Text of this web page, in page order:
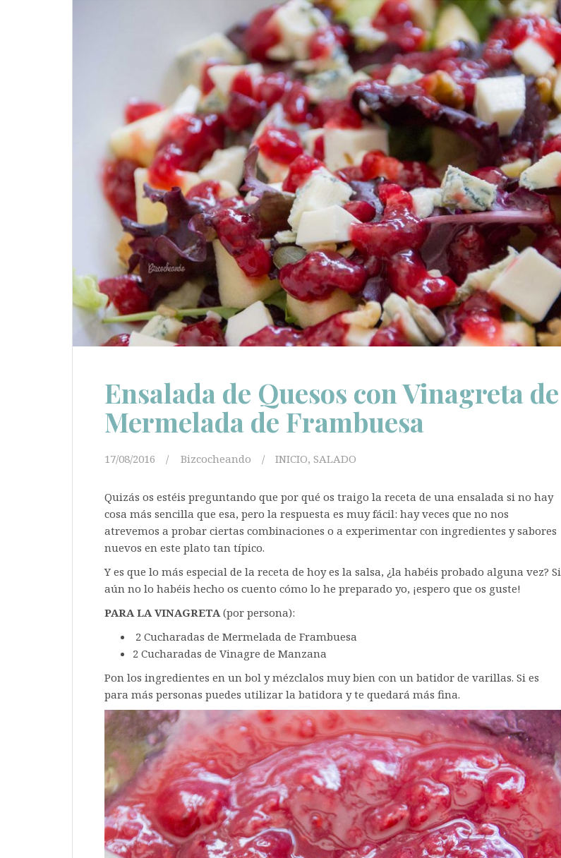
Ensalada de Quesos con Vinagreta de
Mermelada de Frambuesa
17/08/2016 Bizcocheando INICIO, SALADO
Quizás os estéis preguntando que por qué os traigo la receta de una ensalada si no hay
cosa más sencilla que esa, pero la respuesta es muy fácil: hay veces que no nos
atrevemos a probar ciertas combinaciones o a experimentar con ingredientes y sabores
nuevos en este plato tan típico.
Y es que lo más especial de la receta de hoy es la salsa, ¿la habéis probado alguna vez? Si
aún no lo habéis hecho os cuento cómo lo he preparado yo, ¡espero que os guste!
PARA LA VINAGRETA (por persona):
2 Cucharadas de Mermelada de Frambuesa
2 Cucharadas de Vinagre de Manzana
Pon los ingredientes en un bol y mézclalos muy bien con un batidor de varillas. Si es
para más personas puedes utilizar la batidora y te quedará más fina.